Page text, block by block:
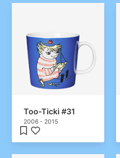
Too-Ticki #31
2006 - 2015